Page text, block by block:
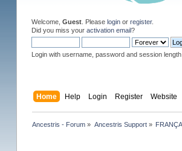
Welcome, Guest. Please loginor register.
Did you miss your activation email?
Login with username, password and session length
Home Help Login Register Website
Ancestris - Forum » Ancestris Support»